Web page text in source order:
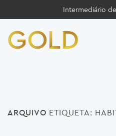
Intermediário
ARQUIVO ETIQUETA: